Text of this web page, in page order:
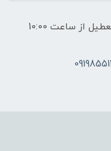
ساعات پاسخگویی: فقط روزهای غیر تعطیل از ساعت 10:00